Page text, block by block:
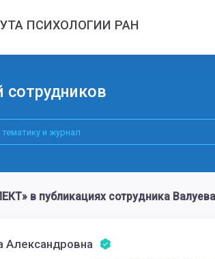
ПСИХОЛОГИИ РАН
сотрудников
в публикациях сотрудника
Александровна